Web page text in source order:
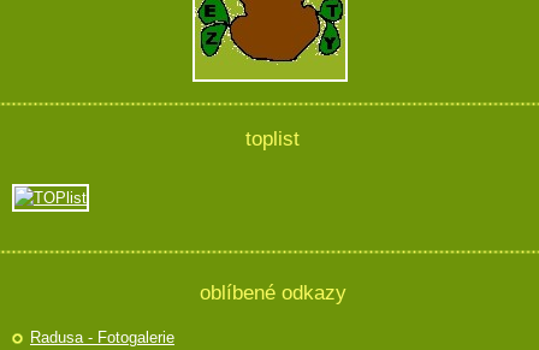
toplist
oblíbené odkazy
Radusa - Fotogalerie